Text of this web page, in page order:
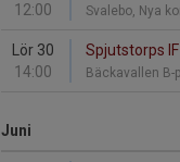
12:00
Svalebo, Nya
Lör 30
14:00
Spjutstorps
Bäckavallen B-
Juni